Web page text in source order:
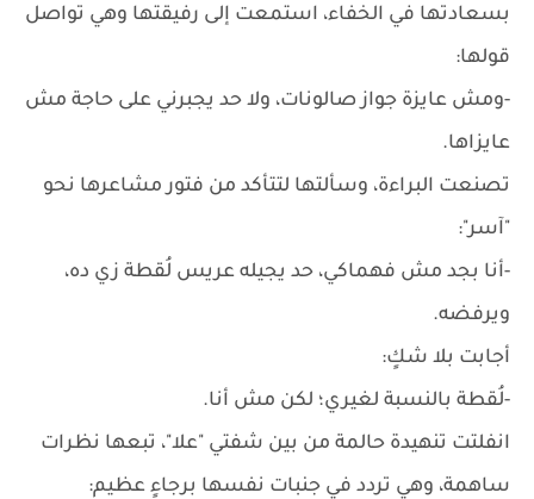
بسعادتها في الخفاء، استمعت إلى رفيقتها وهي تواصل
قولها:
-ومش عايزة جواز صالونات، ولا حد يجبرني على حاجة مش
عايزاها.
تصنعت البراءة، وسألتها لتتأكد من فتور مشاعرها نحو
"آسر":
-أنا بجد مش فهماكي، حد يجيله عريس لُقطة زي ده،
ويرفضه.
أجابت بلا شكٍ:
-لُقطة بالنسبة لغيري؛ لكن مش أنا.
انفلتت تنهيدة حالمة من بين شفتي "علا"، تبعها نظرات
ساهمة، وهي تردد في جنبات نفسها برجاءٍ عظيم: